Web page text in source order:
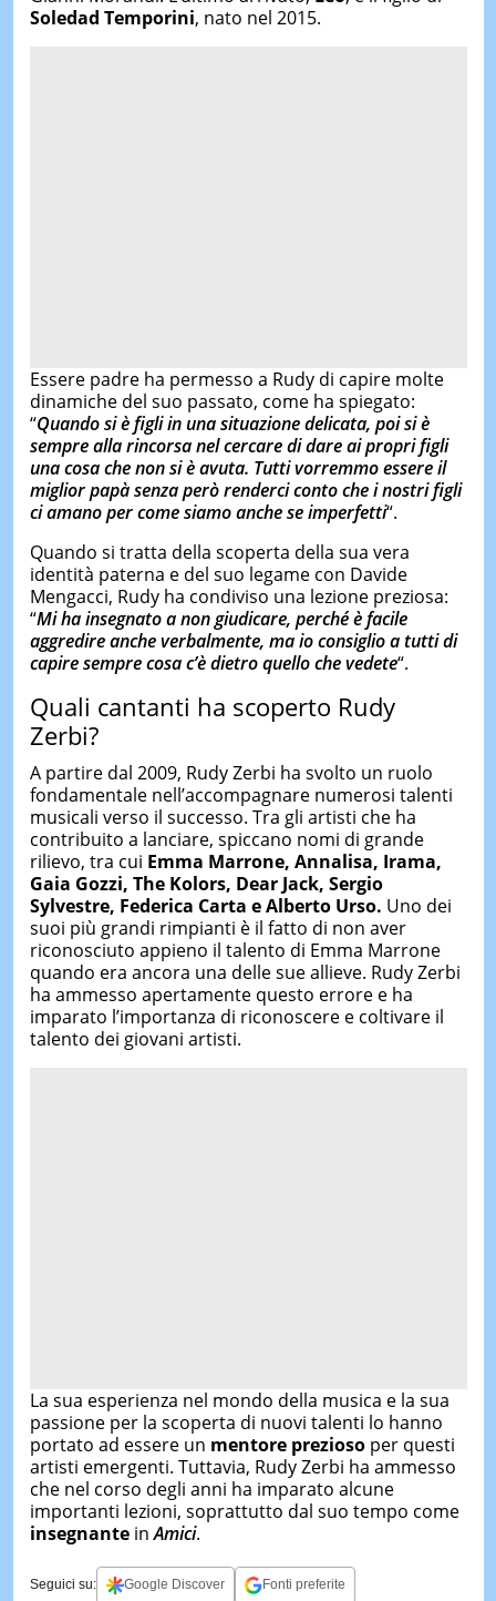
Soledad Temporini, nato nel 2015.
Essere padre ha permesso a Rudy di capire molte
dinamiche del suo passato, come ha spiegato:
“Quando si è figli in una situazione delicata, poi si è
sempre alla rincorsa nel cercare di dare ai propri figli
una cosa che non si è avuta. Tutti vorremmo essere il
miglior papà senza però renderci conto che i nostri figli
ci amano per come siamo anche se imperfetti“.
Quando si tratta della scoperta della sua vera
identità paterna e del suo legame con Davide
Mengacci, Rudy ha condiviso una lezione preziosa:
“Mi ha insegnato a non giudicare, perché è facile
aggredire anche verbalmente, ma io consiglio a tutti di
capire sempre cosa c’è dietro quello che vedete“.
Quali cantanti ha scoperto Rudy
Zerbi?
A partire dal 2009, Rudy Zerbi ha svolto un ruolo
fondamentale nell’accompagnare numerosi talenti
musicali verso il successo. Tra gli artisti che ha
contribuito a lanciare, spiccano nomi di grande
rilievo, tra cui Emma Marrone, Annalisa, Irama,
Gaia Gozzi, The Kolors, Dear Jack, Sergio
Sylvestre, Federica Carta e Alberto Urso. Uno dei
suoi più grandi rimpianti è il fatto di non aver
riconosciuto appieno il talento di Emma Marrone
quando era ancora una delle sue allieve. Rudy Zerbi
ha ammesso apertamente questo errore e ha
imparato l’importanza di riconoscere e coltivare il
talento dei giovani artisti.
La sua esperienza nel mondo della musica e la sua
passione per la scoperta di nuovi talenti lo hanno
portato ad essere un mentore preziosoper questi
artisti emergenti. Tuttavia, Rudy Zerbi ha ammesso
che nel corso degli anni ha imparato alcune
importanti lezioni, soprattutto dal suo tempo come
insegnanteinAmici.
Seguici su: Google Discover Fonti preferite